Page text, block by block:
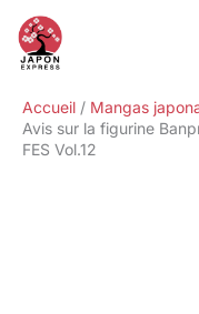
contenu
Accueil
Mangas
Avis sur la figurine
FES Vol.12
Rechercher